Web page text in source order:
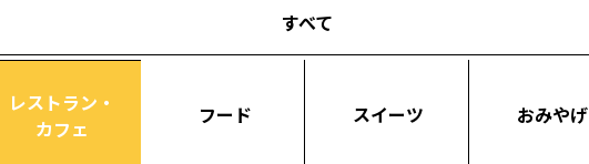
すべて
レストラン・
カフェ
フード スイーツ おみやげ